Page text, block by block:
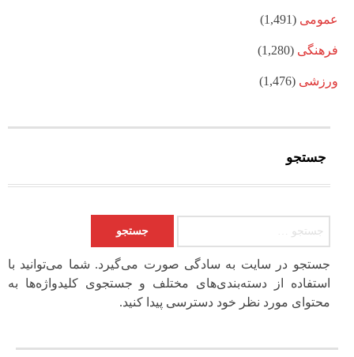
عمومی (1,491)
فرهنگی (1,280)
ورزشی (1,476)
جستجو
جستجو در سایت به سادگی صورت می‌گیرد. شما می‌توانید با
استفاده از دسته‌بندی‌های مختلف و جستجوی کلیدواژه‌ها به
محتوای مورد نظر خود دسترسی پیدا کنید.